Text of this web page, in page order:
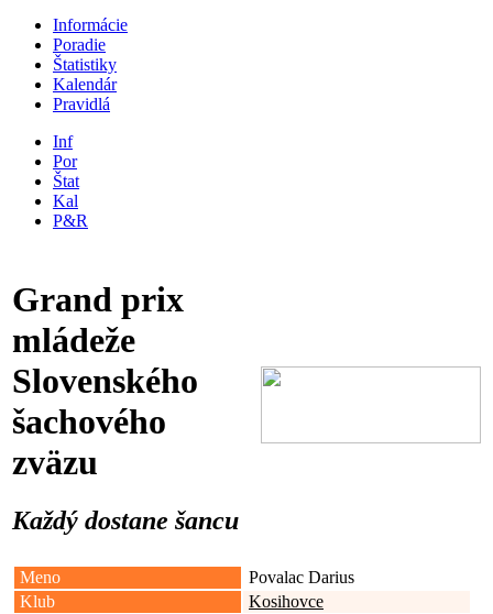
Informácie
Poradie
Štatistiky
Kalendár
Pravidlá
Inf
Por
Štat
Kal
P&R
Grand prix
mládeže
Slovenského
šachového
zväzu
Každý dostane šancu
Meno
Povalac Darius
Klub
Kosihovce